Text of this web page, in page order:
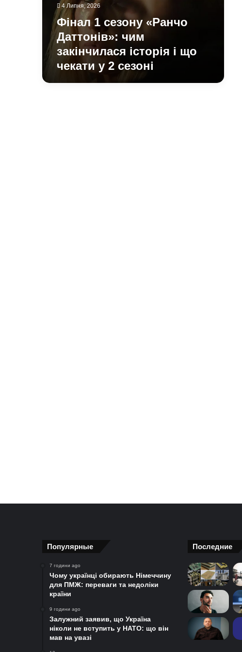
закінчилася
історія
чекати
сезоні
4 Липня, 2026
Фінал 1 сезону «Ранчо
Даттонів»: чим
закінчилася історія і що
чекати у 2 сезоні
Популярные
7 години ago
Чому українці обирають Німеччину
для ПМЖ: переваги та недоліки
країни
9 години ago
Залужний заявив, що Україна
ніколи не вступить у НАТО: що він
мав на увазі
Последние